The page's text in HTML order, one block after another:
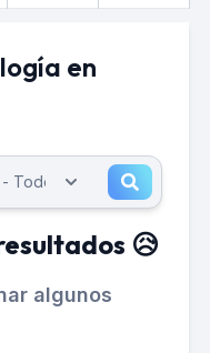
en
😥
algunos